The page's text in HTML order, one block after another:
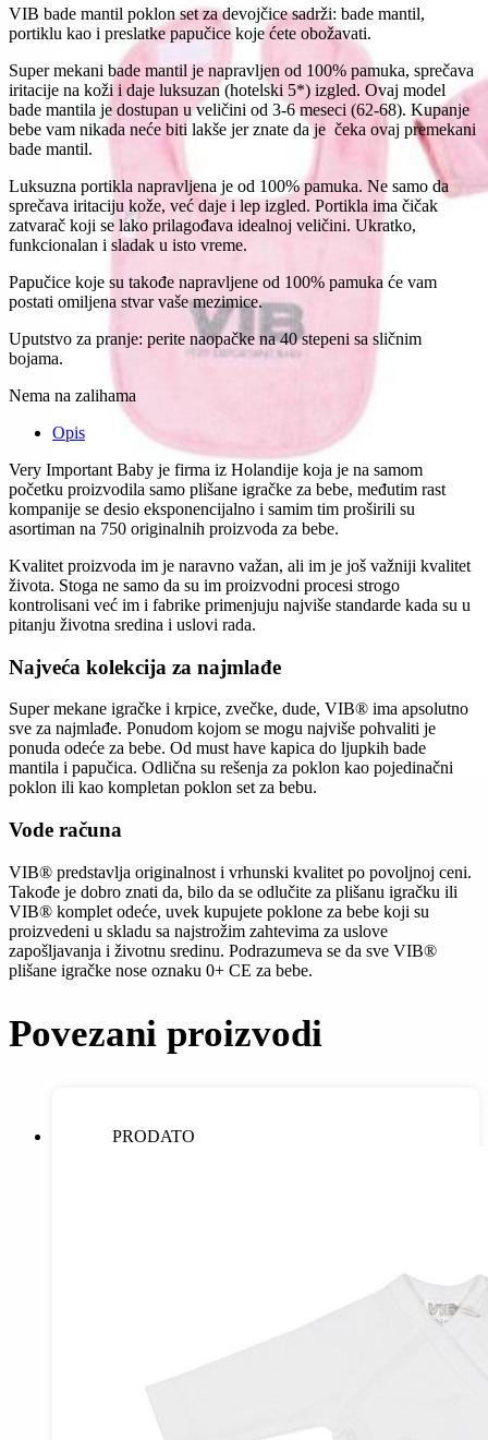
VIB bade mantil poklon set za devojčice sadrži: bade mantil,
portiklu kao i preslatke papučice koje ćete obožavati.
Super mekani bade mantil je napravljen od 100% pamuka, sprečava
iritacije na koži i daje luksuzan (hotelski 5*) izgled. Ovaj model
bade mantila je dostupan u veličini od 3-6 meseci (62-68). Kupanje
bebe vam nikada neće biti lakše jer znate da je čeka ovaj premekani
bade mantil.
Luksuzna portikla napravljena je od 100% pamuka. Ne samo da
sprečava iritaciju kože, već daje i lep izgled. Portikla ima čičak
zatvarač koji se lako prilagođava idealnoj veličini. Ukratko,
funkcionalan i sladak u isto vreme.
Papučice koje su takođe napravljene od 100% pamuka će vam
postati omiljena stvar vaše mezimice.
Uputstvo za pranje: perite naopačke na 40 stepeni sa sličnim
bojama.
Nema na zalihama
Opis
Very Important Baby je firma iz Holandije koja je na samom
početku proizvodila samo plišane igračke za bebe, međutim rast
kompanije se desio eksponencijalno i samim tim proširili su
asortiman na 750 originalnih proizvoda za bebe.
Kvalitet proizvoda im je naravno važan, ali im je još važniji kvalitet
života. Stoga ne samo da su im proizvodni procesi strogo
kontrolisani već im i fabrike primenjuju najviše standarde kada su u
pitanju životna sredina i uslovi rada.
Najveća kolekcija za najmlađe
Super mekane igračke i krpice, zvečke, dude, VIB® ima apsolutno
sve za najmlađe. Ponudom kojom se mogu najviše pohvaliti je
ponuda odeće za bebe. Od must have kapica do ljupkih bade
mantila i papučica. Odlična su rešenja za poklon kao pojedinačni
poklon ili kao kompletan poklon set za bebu.
Vode računa
VIB® predstavlja originalnost i vrhunski kvalitet po povoljnoj ceni.
Takođe je dobro znati da, bilo da se odlučite za plišanu igračku ili
VIB® komplet odeće, uvek kupujete poklone za bebe koji su
proizvedeni u skladu sa najstrožim zahtevima za uslove
zapošljavanja i životnu sredinu. Podrazumeva se da sve VIB®
plišane igračke nose oznaku 0+ CE za bebe.
Povezani proizvodi
PRODATO